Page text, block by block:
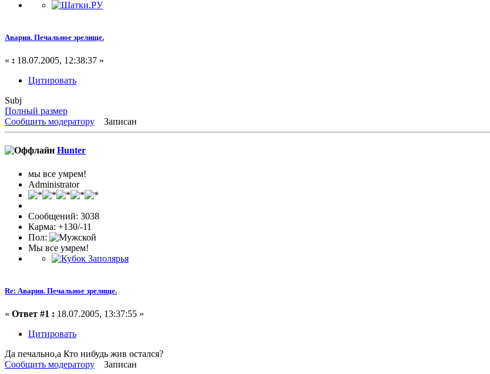
Авария. Печальное зрелище.
« : 18.07.2005, 12:38:37 »
Цитировать
Subj
Полный размер
Сообщить модератору
Записан
Hunter
мы все умрем!
Administrator
Сообщений: 3038
Карма: +130/-11
Пол:
Мы все умрем!
Re: Авария. Печальное зрелище.
« Ответ #1 : 18.07.2005, 13:37:55 »
Цитировать
Да печально,а Кто нибудь жив остался?
Сообщить модератору
Записан